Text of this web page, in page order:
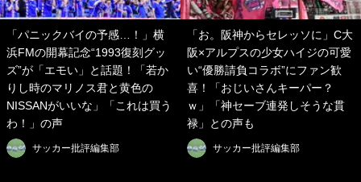
「パニックバイの予感…！」横
浜FMの開幕記念“1993復刻グッ
ズ”が「エモい」と話題！「若か
りし時のマリノス君と黄色の
NISSANがいいな」「これは買う
わ！」の声
サッカー批評編集部
「お。阪神からセレッソに」C大
阪×アルプスの少女ハイジの可愛
い“優勝請負コラボ”にファン歓
喜！「おじいさんキーパー？
ｗ」「神セーブ連発しそうな貫
禄」との声も
サッカー批評編集部